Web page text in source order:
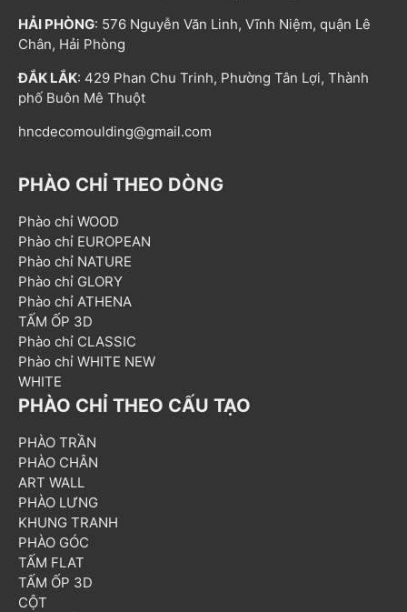
HẢI PHÒNG: 576 Nguyễn Văn Linh, Vĩnh Niệm, quận Lê
Chân, Hải Phòng
ĐẮK LẮK: 429 Phan Chu Trinh, Phường Tân Lợi, Thành
phố Buôn Mê Thuột
hncdecomoulding@gmail.com
PHÀO CHỈ THEO DÒNG
Phào chỉ WOOD
Phào chỉ EUROPEAN
Phào chỉ NATURE
Phào chỉ GLORY
Phào chỉ ATHENA
TẤM ỐP 3D
Phào chỉ CLASSIC
Phào chỉ WHITE NEW
WHITE
PHÀO CHỈ THEO CẤU TẠO
PHÀO TRẦN
PHÀO CHÂN
ART WALL
PHÀO LƯNG
KHUNG TRANH
PHÀO GÓC
TẤM FLAT
TẤM ỐP 3D
CỘT